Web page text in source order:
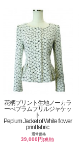
花柄プリント生地ノーカラ
ーぺプラムフリルジャケッ
ト
Peplum Jacket of White flower
print fabric
通常価格
39,000円(税別)